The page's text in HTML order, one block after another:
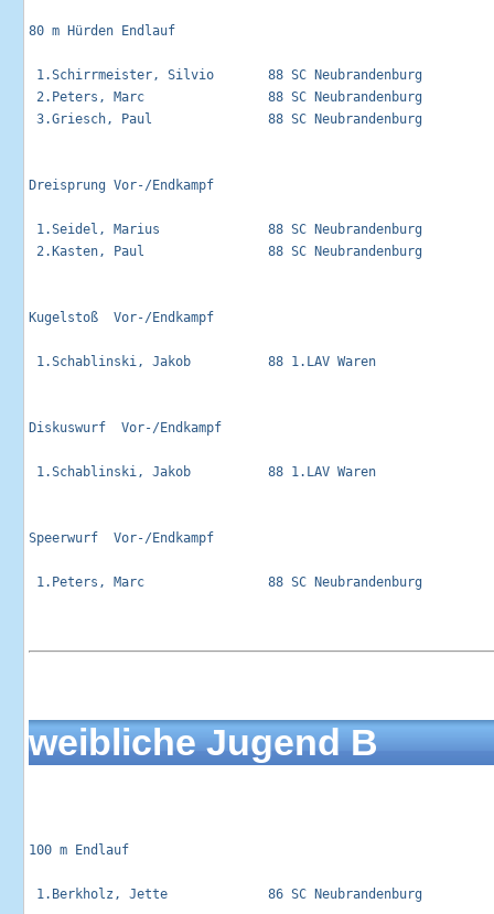
80 m Hürden Endlauf
1.Schirrmeister, Silvio       88 SC Neubrandenburg
2.Peters, Marc                88 SC Neubrandenburg
3.Griesch, Paul               88 SC Neubrandenburg
Dreisprung Vor-/Endkampf
1.Seidel, Marius              88 SC
2.Kasten, Paul                88 SC
Kugelstoß  Vor-/Endkampf
1.Schablinski, Jakob          88 1.LAV Waren
Diskuswurf  Vor-/Endkampf
1.Schablinski, Jakob          88 1.LAV Waren
Speerwurf  Vor-/Endkampf
1.Peters, Marc                88 SC Neubrandenburg
weibliche Jugend B
100 m Endlauf
1.Berkholz, Jette             86 SC Neubrandenburg